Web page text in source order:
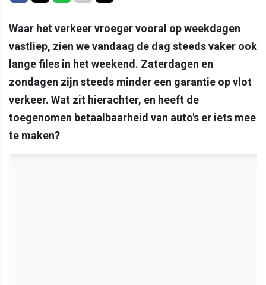
Waar het verkeer vroeger vooral op weekdagen
vastliep, zien we vandaag de dag steeds vaker ook
lange files in het weekend. Zaterdagen en
zondagen zijn steeds minder een garantie op vlot
verkeer. Wat zit hierachter, en heeft de
toegenomen betaalbaarheid van auto's er iets mee
te maken?